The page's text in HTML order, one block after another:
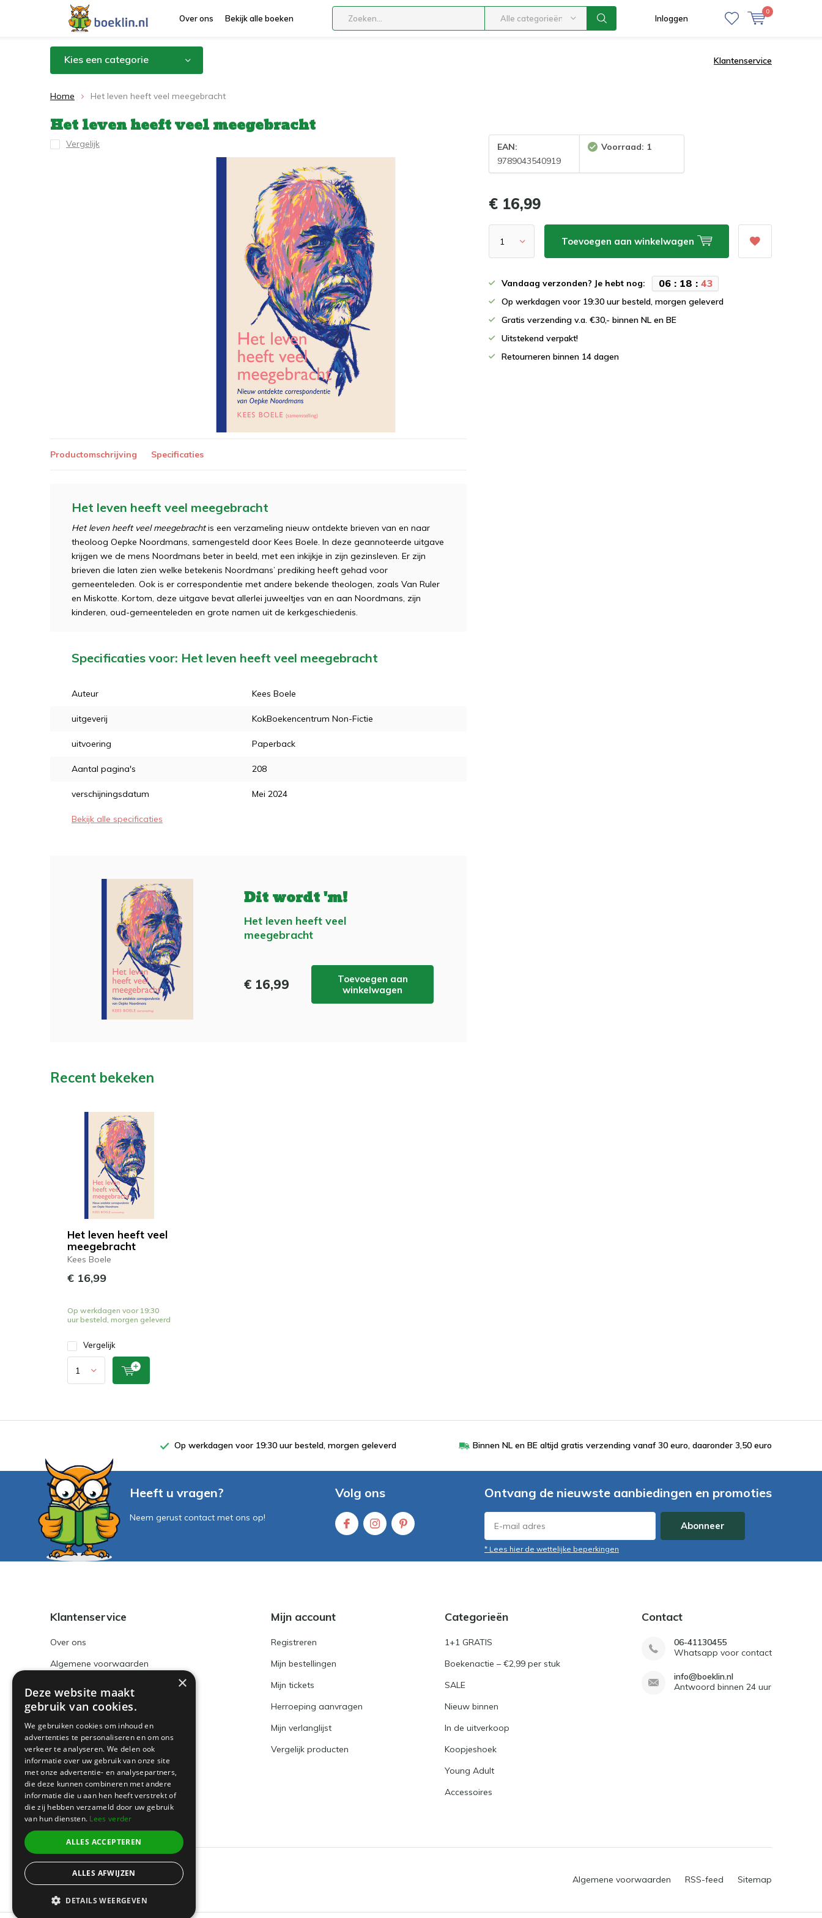
Over ons Bekijk alle boeken Alle categorieën Inloggen
0
Kies een categorie Klantenservice
Home Het leven heeft veel meegebracht
Het leven heeft veel meegebracht
Vergelijk
EAN:
9789043540919
Voorraad: 1
€ 16,99
Toevoegen aan winkelwagen
Vandaag verzonden? Je hebt nog: 06: 18 : 42
Op werkdagen voor 19:30 uur besteld, morgen geleverd
Gratis verzending v.a. €30,- binnen NL en BE
Uitstekend verpakt!
Retourneren binnen 14 dagen
Productomschrijving Specificaties
Het leven heeft veel meegebracht
Het leven heeft veel meegebrachtis een verzameling nieuw ontdekte brieven van en naar
theoloog Oepke Noordmans, samengesteld door Kees Boele. In deze geannoteerde uitgave
krijgen we de mens Noordmans beter in beeld, met een inkijkje in zijn gezinsleven. Er zijn
brieven die laten zien welke betekenis Noordmans’ prediking heeft gehad voor
gemeenteleden. Ook is er correspondentie met andere bekende theologen, zoals Van Ruler
en Miskotte. Kortom, deze uitgave bevat allerlei juweeltjes van en aan Noordmans, zijn
kinderen, oud-gemeenteleden en grote namen uit de kerkgeschiedenis.
Specificaties voor: Het leven heeft veel meegebracht
Auteur Kees Boele
uitgeverij KokBoekencentrum Non-Fictie
uitvoering Paperback
Aantal pagina's 208
verschijningsdatum Mei 2024
Bekijk alle specificaties
Dit wordt 'm!
Het leven heeft veel
meegebracht
€ 16,99
Toevoegen aan
winkelwagen
Recent bekeken
Het leven heeft veel
meegebracht
Kees Boele
€ 16,99
Op werkdagen voor 19:30
uur besteld, morgen geleverd
Vergelijk
Op werkdagen voor 19:30 uur besteld, morgen geleverd Binnen NL en BE altijd gratis verzending vanaf 30 euro, daaronder 3,50 euro
Heeft u vragen?
Neem gerust contact met ons op!
Volg ons Ontvang de nieuwste aanbiedingen en promoties
Abonneer
* Lees hier de wettelijke beperkingen
Klantenservice
Over ons
Algemene voorwaarden
Privacy Policy
Betaalmethoden en BTW nummer
Verzenden & retourneren
Klantenservice
Sitemap
Mijn account
Registreren
Mijn bestellingen
Mijn tickets
Herroeping aanvragen
Mijn verlanglijst
Vergelijk producten
Categorieën
1+1 GRATIS
Boekenactie – €2,99 per stuk
SALE
Nieuw binnen
In de uitverkoop
Koopjeshoek
Young Adult
Accessoires
Contact
06-41130455
Whatsapp voor contact
info@boeklin.nl
Antwoord binnen 24 uur
© 2026 -Boeklin Algemene voorwaarden RSS-feed Sitemap
×
Deze website maakt
gebruik van cookies.
We gebruiken cookies om inhoud en
advertenties te personaliseren en om ons
verkeer te analyseren. We delen ook
informatie over uw gebruik van onze site
met onze advertentie- en analysepartners,
die deze kunnen combineren met andere
informatie die u aan hen heeft verstrekt of
die zij hebben verzameld door uw gebruik
van hun diensten. Lees verder
ALLES ACCEPTEREN
ALLES AFWIJZEN
DETAILS WEERGEVEN